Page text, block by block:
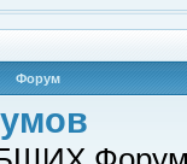
Форум